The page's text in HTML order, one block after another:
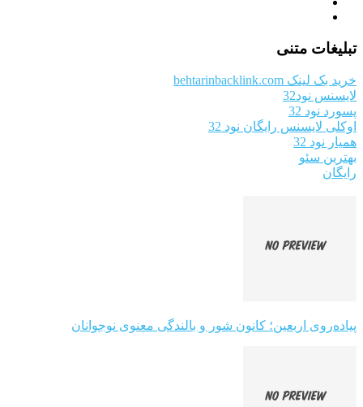
تبلیغات متنی
خرید بک لینک behtarinbacklink.com
لایسنس نود32
پسورد نود 32
اوکلی لایسنس رایگان نود 32
همیار نود 32
بهترین سئو
رایگان
پیاده‌روی اربعین؛ کانون شور و بالندگی معنوی نوجوانان